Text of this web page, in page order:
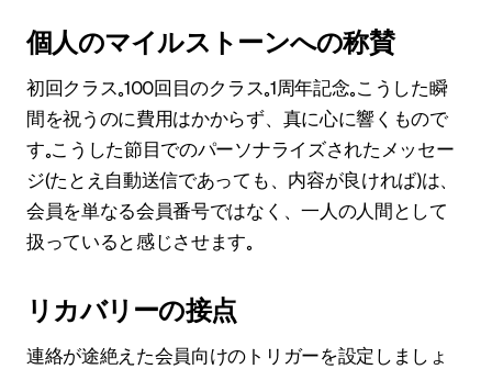
個人のマイルストーンへの称賛
初回クラス。100回目のクラス。1周年記念。こうした瞬
間を祝うのに費用はかからず、真に心に響くもので
す。こうした節目でのパーソナライズされたメッセー
ジ（たとえ自動送信であっても、内容が良ければ）は、
会員を単なる会員番号ではなく、一人の人間として
扱っていると感じさせます。
リカバリーの接点
連絡が途絶えた会員向けのトリガーを設定しましょ